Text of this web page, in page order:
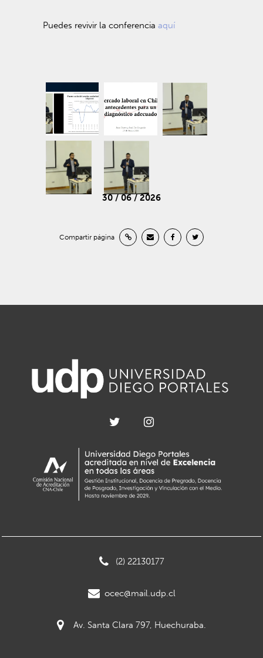
Puedes revivir la conferenciaaquí
30 / 06 / 2026
Compartir página
(2) 22130177
ocec@mail.udp.cl
Av. Santa Clara 797, Huechuraba.